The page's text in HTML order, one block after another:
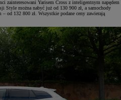
zainteresowani Yarisem Cross z inteligentnym napędem
Style można nabyć już od 130 900 zł, a samochody
od 132 800 zł. Wszystkie podane ceny zawierają